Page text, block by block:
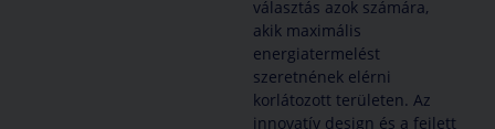
választás azok számára,
akik maximális
energiatermelést
szeretnének elérni
korlátozott területen. Az
innovatív design és a fejlett